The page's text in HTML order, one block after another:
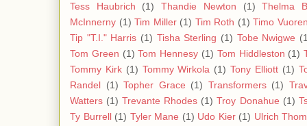
Tess Haubrich
(1) Thandie Newton (1)
Thelma
McInnerny (1) Tim Miller (1) Tim Roth (1) Timo
Tip "T.I." Harris (1) Tisha Sterling (1) Tobe Nwigwe
Tom Green (1) Tom Hennesy (1) Tom Hiddleston (1)
Tommy Kirk (1) Tommy Wirkola (1) Tony Elliott (1)
Randel (1) Topher Grace (1) Transformers (1)
Watters (1) Trevante Rhodes (1) Troy Donahue (1)
Ty Burrell (1) Tyler Mane (1) Udo Kier (1) Ulrich